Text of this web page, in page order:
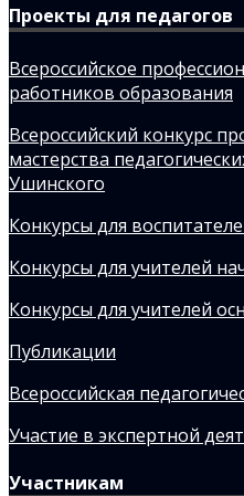
Проекты для педагогов
Всероссийское
работников образования
Всероссийский конкурс
мастерства
Ушинского
Конкурсы для
Конкурсы для учителей
Конкурсы для учителей
Публикации
Всероссийская
Участие в экспертной
Участникам